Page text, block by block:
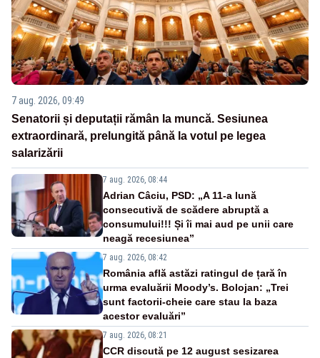
7 aug. 2026, 09:49
Senatorii și deputații rămân la muncă. Sesiunea
extraordinară, prelungită până la votul pe legea
salarizării
7 aug. 2026, 08:44
Adrian Câciu, PSD: „A 11-a lună
consecutivă de scădere abruptă a
consumului!!! Și îi mai aud pe unii care
neagă recesiunea”
7 aug. 2026, 08:42
România află astăzi ratingul de țară în
urma evaluării Moody’s. Bolojan: „Trei
sunt factorii-cheie care stau la baza
acestor evaluări”
7 aug. 2026, 08:21
CCR discută pe 12 august sesizarea